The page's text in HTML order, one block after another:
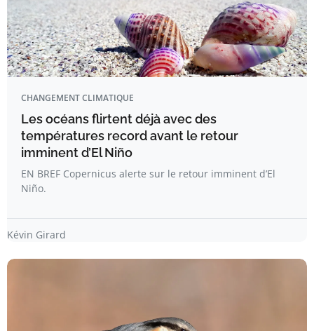
CHANGEMENT CLIMATIQUE
Les océans flirtent déjà avec des
températures record avant le retour
imminent d’El Niño
EN BREF Copernicus alerte sur le retour imminent d’El
Niño.
Kévin Girard